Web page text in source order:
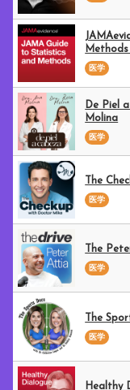
医学
De Piel
Molina
医学
The
医学
The
医学
The
医学
Healthy